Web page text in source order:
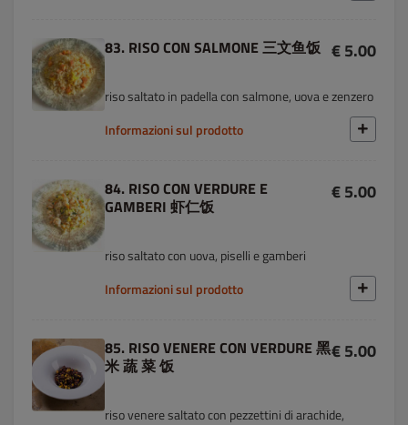
83. RISO CON SALMONE 三文鱼饭 € 5.00
riso saltato in padella con salmone, uova e zenzero
Informazioni sul prodotto
84. RISO CON VERDURE E
GAMBERI 虾仁饭
€ 5.00
riso saltato con uova, piselli e gamberi
Informazioni sul prodotto
85. RISO VENERE CON VERDURE 黑
米 蔬 菜 饭
€ 5.00
riso venere saltato con pezzettini di arachide,